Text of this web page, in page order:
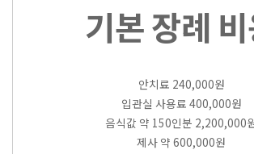
기본 장례
안치료 240,000원
입관실 사용료 400,000원
음식값 약 150인분 2,200,000
제사 약 600,000원